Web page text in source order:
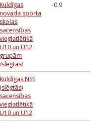
Kuldīgas
novada sporta
skolas
sacensības
vieglatlētikā
U10 un U12
grupām
/slēgtās/
-0.9
Kuldīgas NSS
(slēgtās)
sacensības
vieglatlētikā
U10 un U12